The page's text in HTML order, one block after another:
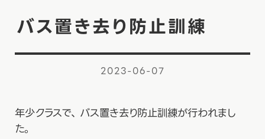
バス置き去り防止訓練
2023-06-07
年少クラスで、 バス置き去り防止訓練が行われまし
た。